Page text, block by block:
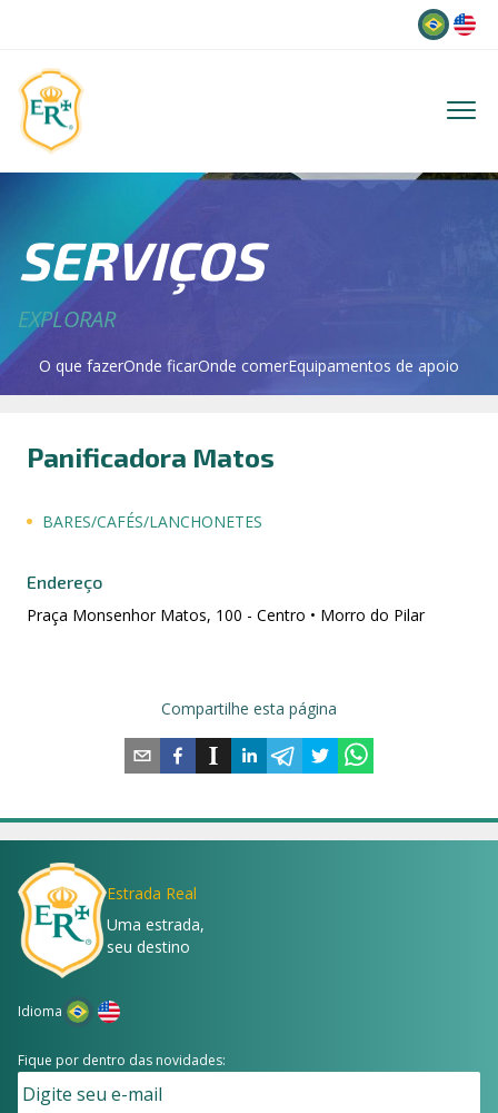
SERVIÇOS
EXPLORAR
O que fazerOnde ficarOnde comerEquipamentos de apoio
Panificadora Matos
BARES/CAFÉS/LANCHONETES
Endereço
Praça Monsenhor Matos, 100 - Centro • Morro do Pilar
Compartilhe esta página
Estrada Real
Uma estrada,
seu destino
Idioma
Fique por dentro das novidades: